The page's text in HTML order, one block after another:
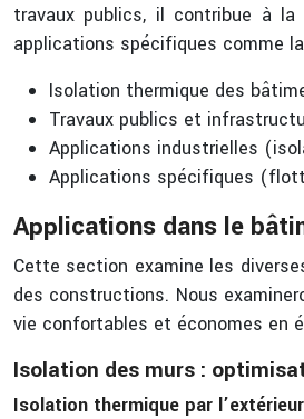
travaux publics, il contribue à
applications spécifiques comme
Isolation thermique des
Travaux publics et
Applications industrielles
Applications spécifiques
Applications dans le
Cette section examine les
des constructions. Nous
vie confortables et économes en
Isolation des murs :
Isolation thermique par